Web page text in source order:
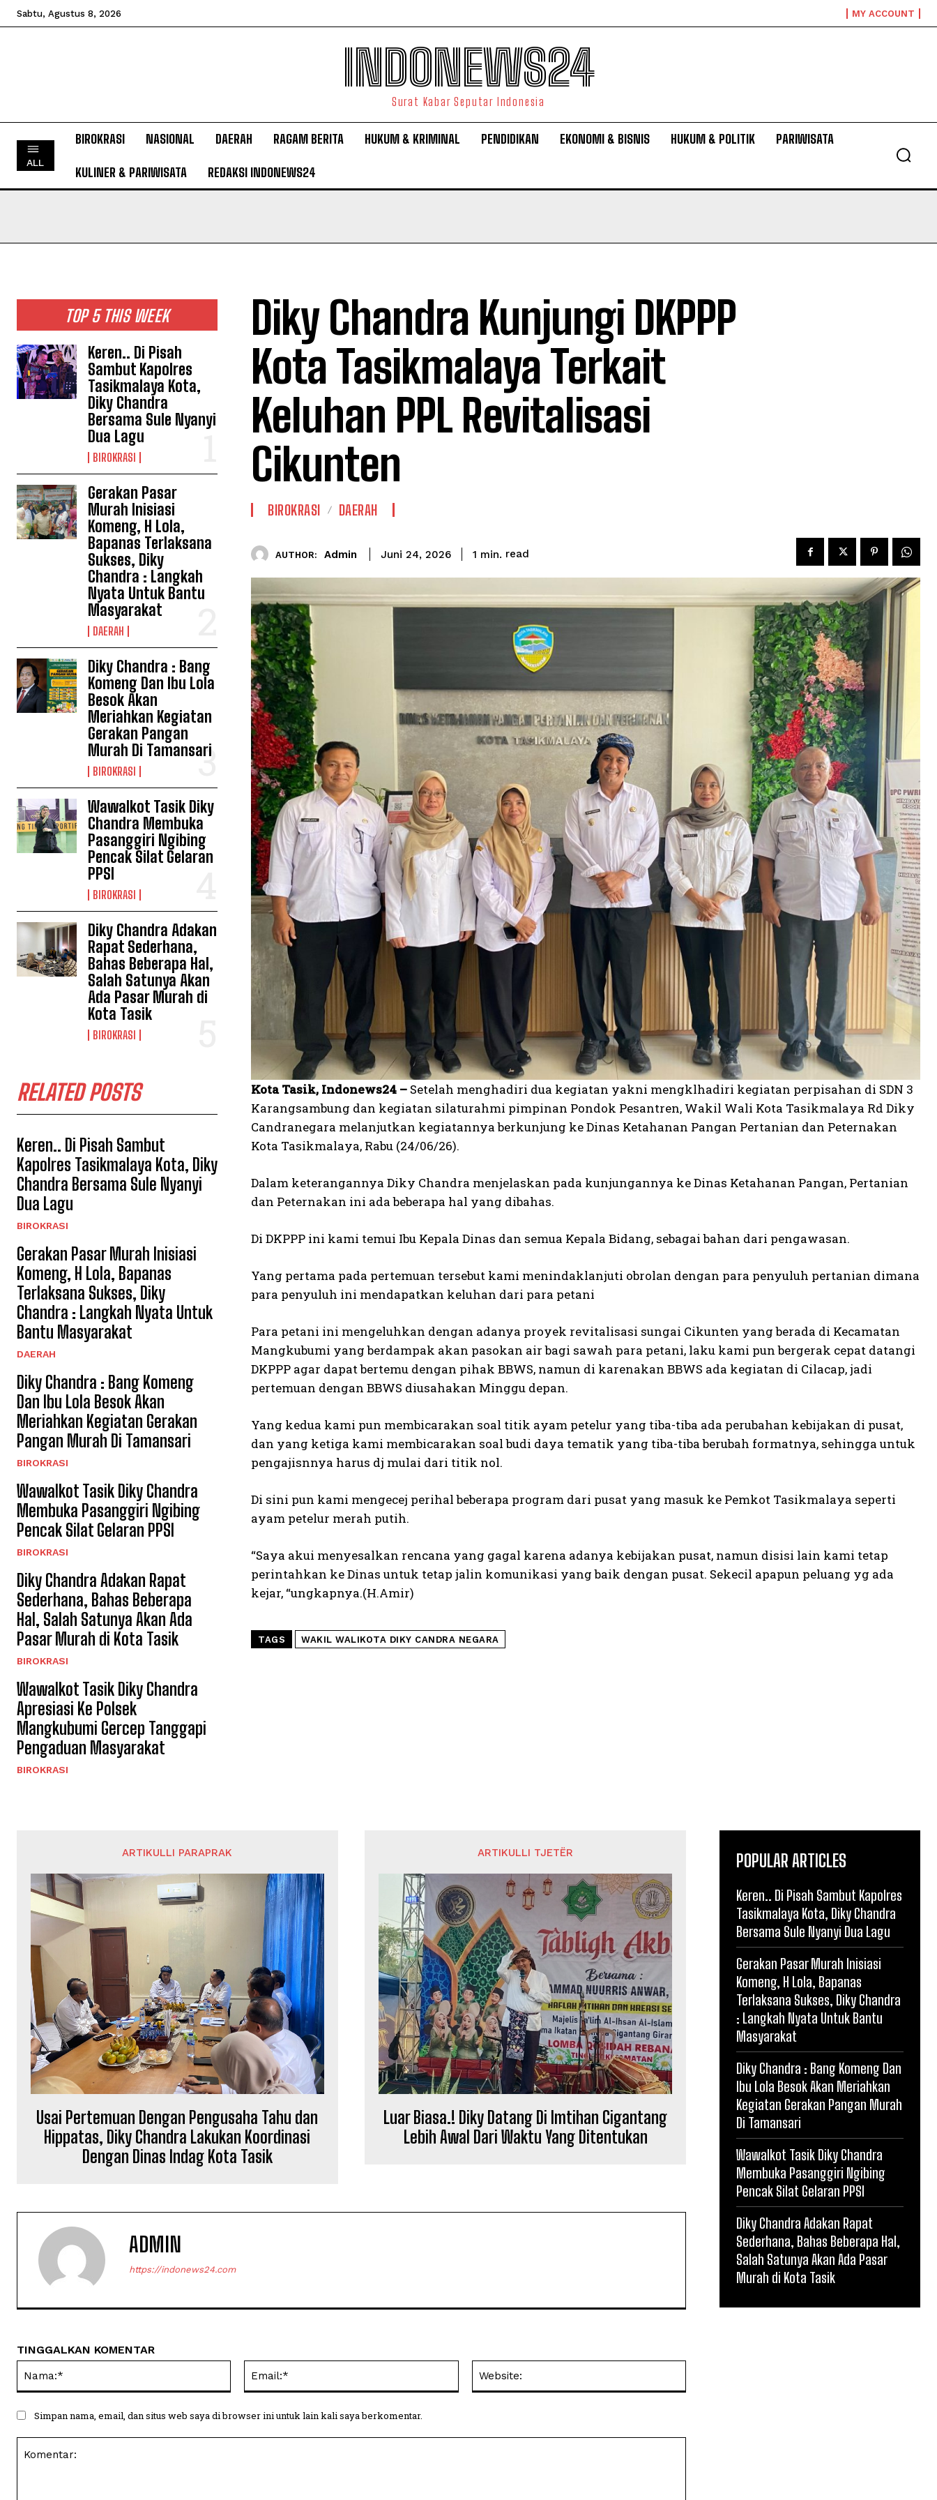
Sabtu, Agustus 8, 2026 MY ACCOUNT
INDONEWS24
Surat Kabar Seputar Indonesia
ALL
BIROKRASI NASIONAL DAERAH RAGAM BERITA HUKUM & KRIMINAL PENDIDIKAN EKONOMI & BISNIS HUKUM & POLITIK PARIWISATA
KULINER & PARIWISATA REDAKSI INDONEWS24
TOP 5 THIS WEEK
Keren.. Di Pisah
Sambut Kapolres
Tasikmalaya Kota,
Diky Chandra
Bersama Sule Nyanyi
Dua Lagu
BIROKRASI
Gerakan Pasar
Murah Inisiasi
Komeng, H Lola,
Bapanas Terlaksana
Sukses, Diky
Chandra : Langkah
Nyata Untuk Bantu
Masyarakat
DAERAH
Diky Chandra : Bang
Komeng Dan Ibu Lola
Besok Akan
Meriahkan Kegiatan
Gerakan Pangan
Murah Di Tamansari
BIROKRASI
Wawalkot Tasik Diky
Chandra Membuka
Pasanggiri Ngibing
Pencak Silat Gelaran
PPSI
BIROKRASI
Diky Chandra Adakan
Rapat Sederhana,
Bahas Beberapa Hal,
Salah Satunya Akan
Ada Pasar Murah di
Kota Tasik
BIROKRASI
RELATED POSTS
Keren.. Di Pisah Sambut
Kapolres Tasikmalaya Kota, Diky
Chandra Bersama Sule Nyanyi
Dua Lagu
BIROKRASI
Gerakan Pasar Murah Inisiasi
Komeng, H Lola, Bapanas
Terlaksana Sukses, Diky
Chandra : Langkah Nyata Untuk
Bantu Masyarakat
DAERAH
Diky Chandra : Bang Komeng
Dan Ibu Lola Besok Akan
Meriahkan Kegiatan Gerakan
Pangan Murah Di Tamansari
BIROKRASI
Wawalkot Tasik Diky Chandra
Membuka Pasanggiri Ngibing
Pencak Silat Gelaran PPSI
BIROKRASI
Diky Chandra Adakan Rapat
Sederhana, Bahas Beberapa
Hal, Salah Satunya Akan Ada
Pasar Murah di Kota Tasik
BIROKRASI
Wawalkot Tasik Diky Chandra
Apresiasi Ke Polsek
Mangkubumi Gercep Tanggapi
Pengaduan Masyarakat
BIROKRASI
Diky Chandra Kunjungi DKPPP
Kota Tasikmalaya Terkait
Keluhan PPL Revitalisasi
Cikunten
BIROKRASI DAERAH
AUTHOR: Admin Juni 24, 2026 1 min. read
Kota Tasik, Indonews24 – Setelah menghadiri dua kegiatan yakni mengklhadiri kegiatan perpisahan di SDN 3
Karangsambung dan kegiatan silaturahmi pimpinan Pondok Pesantren, Wakil Wali Kota Tasikmalaya Rd Diky
Candranegara melanjutkan kegiatannya berkunjung ke Dinas Ketahanan Pangan Pertanian dan Peternakan
Kota Tasikmalaya, Rabu (24/06/26).
Dalam keterangannya Diky Chandra menjelaskan pada kunjungannya ke Dinas Ketahanan Pangan, Pertanian
dan Peternakan ini ada beberapa hal yang dibahas.
Di DKPPP ini kami temui Ibu Kepala Dinas dan semua Kepala Bidang, sebagai bahan dari pengawasan.
Yang pertama pada pertemuan tersebut kami menindaklanjuti obrolan dengan para penyuluh pertanian dimana
para penyuluh ini mendapatkan keluhan dari para petani
Para petani ini mengeluhkan dengan adanya proyek revitalisasi sungai Cikunten yang berada di Kecamatan
Mangkubumi yang berdampak akan pasokan air bagi sawah para petani, laku kami pun bergerak cepat datangi
DKPPP agar dapat bertemu dengan pihak BBWS, namun di karenakan BBWS ada kegiatan di Cilacap, jadi
pertemuan dengan BBWS diusahakan Minggu depan.
Yang kedua kami pun membicarakan soal titik ayam petelur yang tiba-tiba ada perubahan kebijakan di pusat,
dan yang ketiga kami membicarakan soal budi daya tematik yang tiba-tiba berubah formatnya, sehingga untuk
pengajisnnya harus dj mulai dari titik nol.
Di sini pun kami mengecej perihal beberapa program dari pusat yang masuk ke Pemkot Tasikmalaya seperti
ayam petelur merah putih.
“Saya akui menyesalkan rencana yang gagal karena adanya kebijakan pusat, namun disisi lain kami tetap
perintahkan ke Dinas untuk tetap jalin komunikasi yang baik dengan pusat. Sekecil apapun peluang yg ada
kejar, “ungkapnya.(H.Amir)
TAGS WAKIL WALIKOTA DIKY CANDRA NEGARA
ARTIKULLI PARAPRAK
Usai Pertemuan Dengan Pengusaha Tahu dan
Hippatas, Diky Chandra Lakukan Koordinasi
Dengan Dinas Indag Kota Tasik
ARTIKULLI TJETËR
Luar Biasa.! Diky Datang Di Imtihan Cigantang
Lebih Awal Dari Waktu Yang Ditentukan
ADMIN
https://indonews24.com
TINGGALKAN KOMENTAR
Simpan nama, email, dan situs web saya di browser ini untuk lain kali saya berkomentar.
POPULAR ARTICLES
Keren.. Di Pisah Sambut Kapolres
Tasikmalaya Kota, Diky Chandra
Bersama Sule Nyanyi Dua Lagu
Gerakan Pasar Murah Inisiasi
Komeng, H Lola, Bapanas
Terlaksana Sukses, Diky Chandra
: Langkah Nyata Untuk Bantu
Masyarakat
Diky Chandra : Bang Komeng Dan
Ibu Lola Besok Akan Meriahkan
Kegiatan Gerakan Pangan Murah
Di Tamansari
Wawalkot Tasik Diky Chandra
Membuka Pasanggiri Ngibing
Pencak Silat Gelaran PPSI
Diky Chandra Adakan Rapat
Sederhana, Bahas Beberapa Hal,
Salah Satunya Akan Ada Pasar
Murah di Kota Tasik